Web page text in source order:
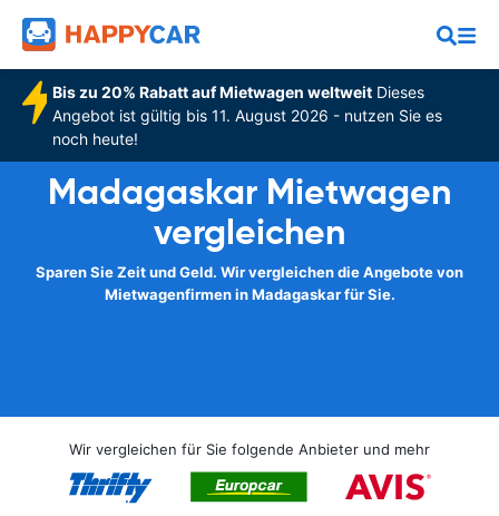
Bis zu 20% Rabatt auf Mietwagen weltweitDieses
Angebot ist gültig bis 11. August 2026 - nutzen Sie es
noch heute!
Madagaskar Mietwagen
vergleichen
Sparen Sie Zeit und Geld. Wir vergleichen die Angebote von
Mietwagenfirmen in Madagaskar für Sie.
Wir vergleichen für Sie folgende Anbieter und mehr